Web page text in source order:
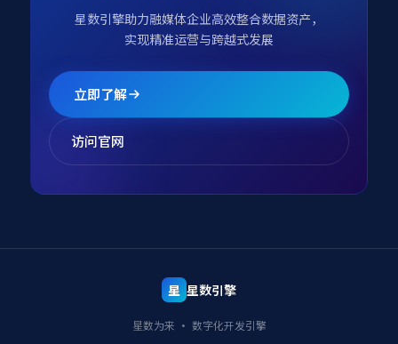
星数引擎助力融媒体企业高效整合数据资产，
实现精准运营与跨越式发展
立即了解
访问官网
星 星数引擎
星数为来 · 数字化开发引擎